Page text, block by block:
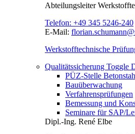
Abteilungsleiter
Telefon: +49 345 5246-240
E-Mail:
Werkstofftechnische
Qualitätssicherung Toggle
PÜZ-Stelle
Bauüberwachung
Verfahrensprüfungen
Bemessung und
Seminare für SAP/
Dipl.-Ing. René Elbe